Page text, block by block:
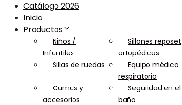
Catálogo 2026
Inicio
Productos
Niños /
Infantiles
Sillones reposet
ortopédicos
Sillas de ruedas
Equipo médico
respiratorio
Camas y
accesorios
Seguridad en el
baño